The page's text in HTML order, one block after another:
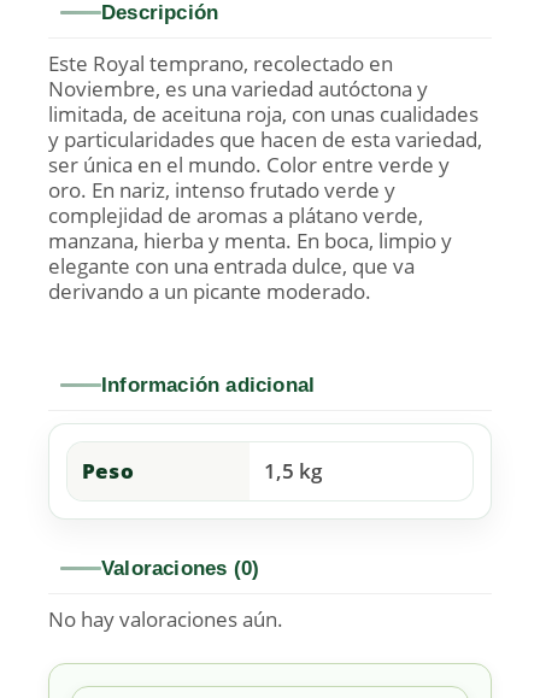
Descripción
Este Royal temprano, recolectado en
Noviembre, es una variedad autóctona y
limitada, de aceituna roja, con unas cualidades
y particularidades que hacen de esta variedad,
ser única en el mundo. Color entre verde y
oro. En nariz, intenso frutado verde y
complejidad de aromas a plátano verde,
manzana, hierba y menta. En boca, limpio y
elegante con una entrada dulce, que va
derivando a un picante moderado.
Información adicional
Peso 1,5 kg
Valoraciones (0)
No hay valoraciones aún.